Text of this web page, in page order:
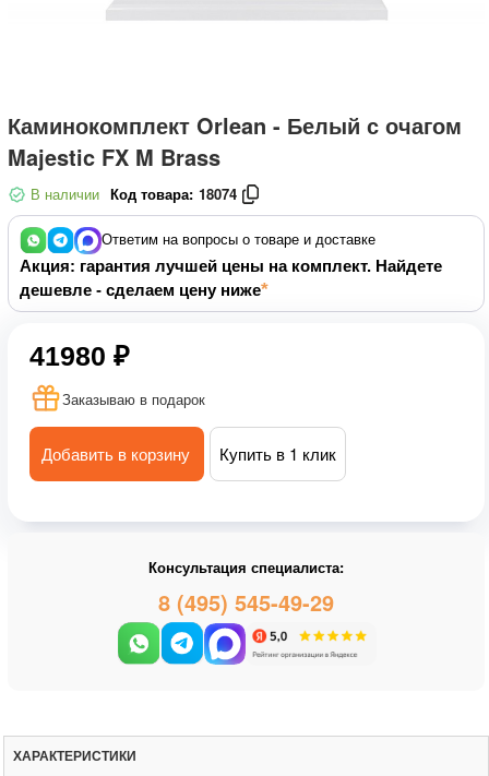
Каминокомплект Orlean - Белый с очагом
Majestic FX M Brass
В наличии Код товара: 18074
Ответим на вопросы о товаре и доставке
Акция: гарантия лучшей цены на комплект. Найдете
дешевле - сделаем цену ниже
41980 ₽
Заказываю в подарок
Добавить в корзину Купить в 1 клик
Консультация специалиста:
8 (495) 545-49-29
ХАРАКТЕРИСТИКИ